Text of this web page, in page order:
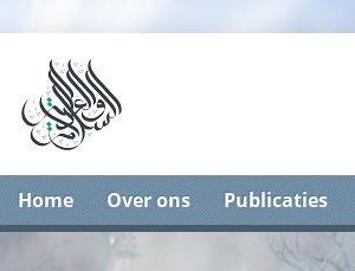
Home Over ons Publicaties